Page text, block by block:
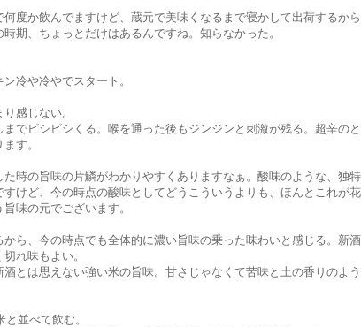
何度か飲んでますけど、蔵元で美味くなるまで寝かして出荷するか
期、ちょっとだけはあるんですね。知らなかった。
冷や冷やでスタート。
感じない。
までピシピシくる。喉を通った後もジンジンと刺激が残る。超辛の
す。
た時の旨味の片鱗がわかりやすくありますなぁ。酸味のような、独
けど、今の時点の酸味としてどうこういうよりも、ほんとこれが
味の元でございます。
から、今の時点でも全体的に濃い旨味の乗った味わいと感じる。新
れ味もよい。
とは思えない強い米の旨味。甘さじゃなくて苦味と土の香りのよう
並べて飲む。